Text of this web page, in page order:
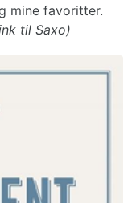
mine favoritter.
til Saxo)